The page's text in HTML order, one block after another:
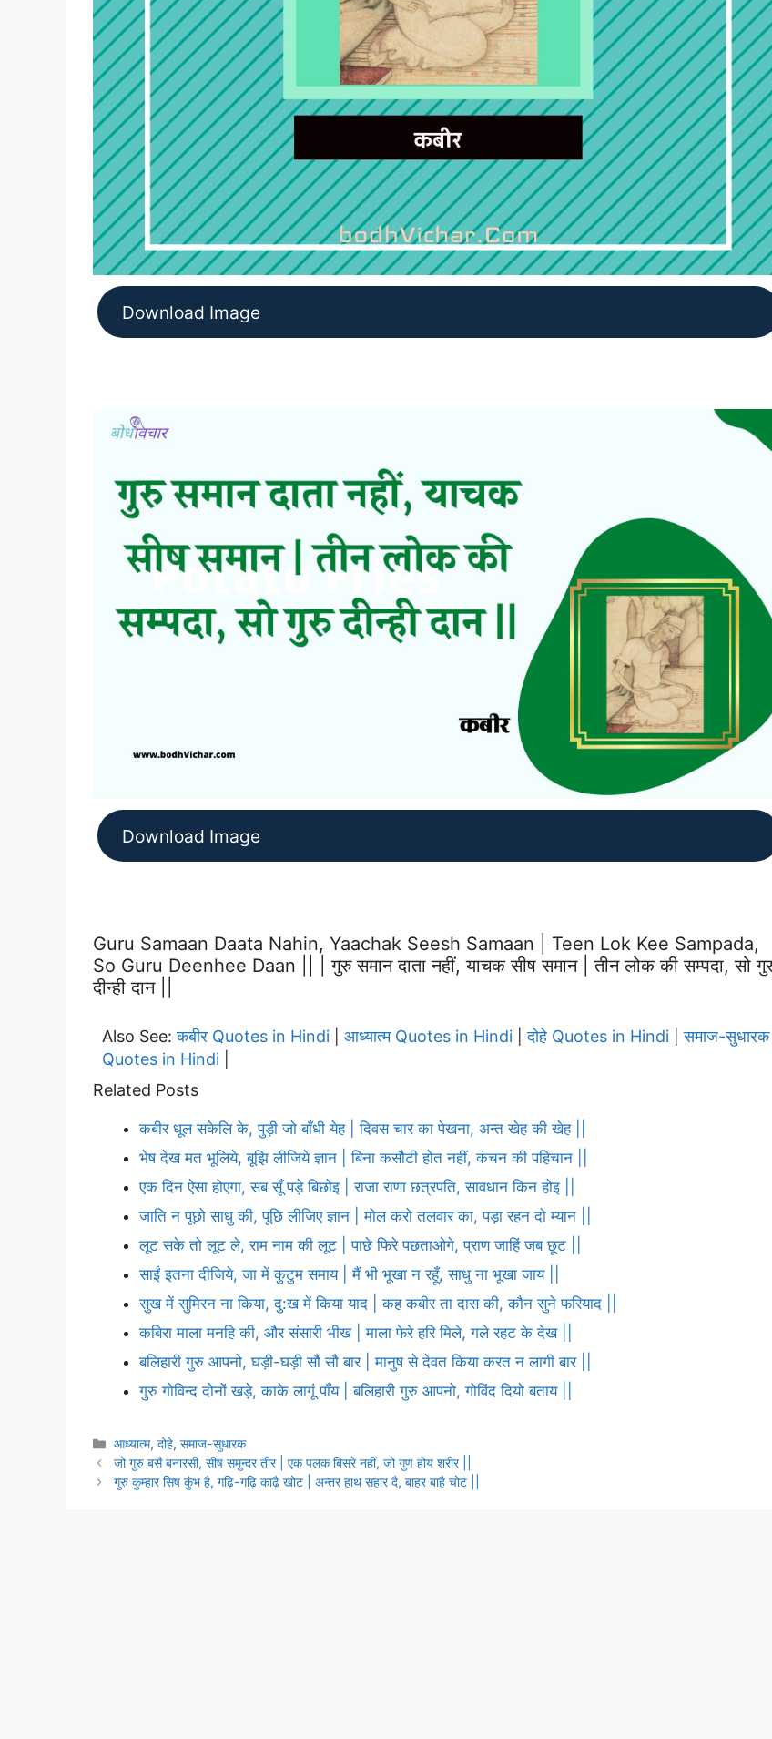
Download Image
Download Image
Guru Samaan Daata Nahin, Yaachak Seesh Samaan | Teen Lok Kee Sampada,
So Guru Deenhee Daan || | गुरु समान दाता नहीं, याचक सीष समान | तीन लोक की सम्पदा, सो
दीन्ही दान ||
Also See:कबीर Quotes in Hindi आध्यात्म Quotes in Hindi |दोहे Quotes in Hindi |समाज-सुधारक
Quotes in Hindi
Related Posts
कबीर धूल सकेलि के, पुड़ी जो बाँधी येह | दिवस चार का पेखना, अन्त खेह की खेह ||
भेष देख मत भूलिये, बूझि लीजिये ज्ञान | बिना कसौटी होत नहीं, कंचन की पहिचान ||
एक दिन ऐसा होएगा, सब सूँ पड़े बिछोइ | राजा राणा छत्रपति, सावधान किन होइ ||
जाति न पूछो साधु की, पूछि लीजिए ज्ञान | मोल करो तलवार का, पड़ा रहन दो म्यान ||
लूट सके तो लूट ले, राम नाम की लूट | पाछे फिरे पछताओगे, प्राण जाहिं जब छूट ||
साईं इतना दीजिये, जा में कुटुम समाय | मैं भी भूखा न रहूँ, साधु ना भूखा जाय ||
सुख में सुमिरन ना किया, दु:ख में किया याद | कह कबीर ता दास की, कौन सुने फरियाद ||
कबिरा माला मनहि की, और संसारी भीख | माला फेरे हरि मिले, गले रहट के देख ||
बलिहारी गुरु आपनो, घड़ी-घड़ी सौ सौ बार | मानुष से देवत किया करत न लागी बार ||
गुरु गोविन्द दोनों खड़े, काके लागूं पाँय | बलिहारी गुरु आपनो, गोविंद दियो बताय ||
Categories
आध्यात्म,दोहे,समाज-सुधारक
जो गुरु बसै बनारसी, सीष समुन्दर तीर | एक पलक बिसरे नहीं, जो गुण होय शरीर ||
गुरु कुम्हार सिष कुंभ है, गढ़ि-गढ़ि काढ़ै खोट | अन्तर हाथ सहार दै, बाहर बाहै चोट ||